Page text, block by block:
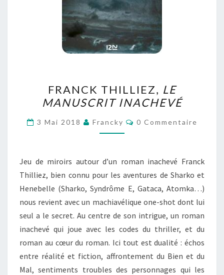
THILLIEZ,
LE
MANUSCRIT
INACHEVÉ
FRANCK THILLIEZ, LE
MANUSCRIT INACHEVÉ
3 Mai 2018 Francky Commentaires
0 Commentaire
Jeu de miroirs autour d’un roman inachevé Franck
Thilliez, bien connu pour les aventures de Sharko et
Henebelle (Sharko, Syndrôme E, Gataca, Atomka…)
nous revient avec un machiavélique one-shot dont lui
seul a le secret. Au centre de son intrigue, un roman
inachevé qui joue avec les codes du thriller, et du
roman au cœur du roman. Ici tout est dualité : échos
entre réalité et fiction, affrontement du Bien et du
Mal, sentiments troubles des personnages qui les